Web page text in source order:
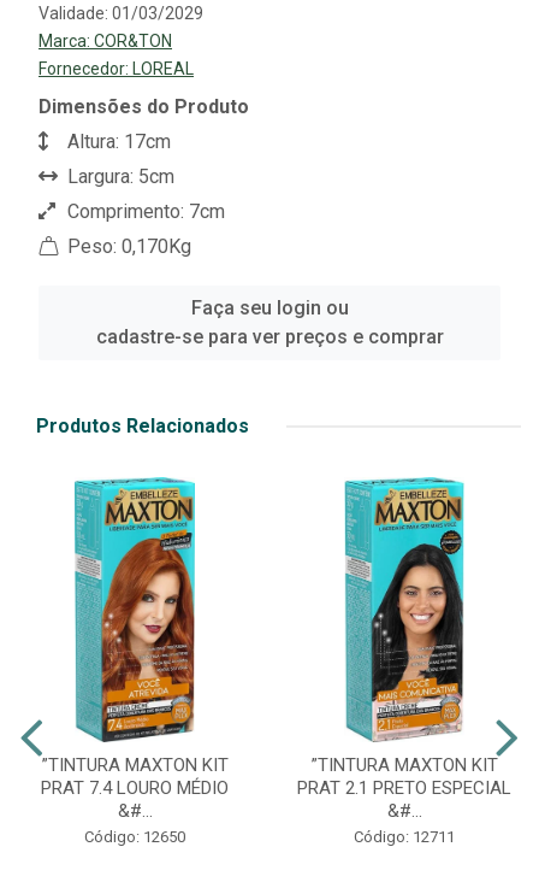
Validade: 01/03/2029
Marca: COR&TON
Fornecedor: LOREAL
Dimensões do Produto
Altura: 17cm
Largura: 5cm
Comprimento: 7cm
Peso: 0,170Kg
Faça seu login ou
cadastre-se para ver preços e comprar
Produtos Relacionados
”TINTURA MAXTON KIT
PRAT 7.4 LOURO MÉDIO
&#...
Código: 12650
”TINTURA MAXTON KIT
PRAT 2.1 PRETO ESPECIAL
&#...
Código: 12711